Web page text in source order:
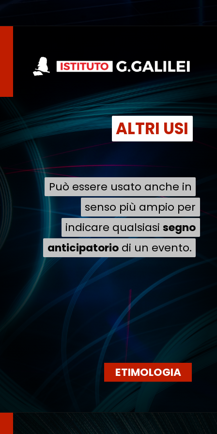
Può essere usato anche in
senso più ampio per
indicare qualsiasisegno
anticipatoriodi un evento.
Può essere usato anche in
senso più ampio per
indicare qualsiasisegno
anticipatoriodi un evento.
ALTRI USI
ALTRI USI
ETIMOLOGIA